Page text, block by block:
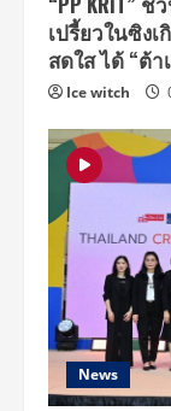
เปรี้ยวในซิงเ
สดใส ได้ “ต้
Ice witch
News